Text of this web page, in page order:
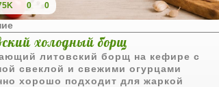
0 0
холодный борщ
литовский борщ на кефире с
свеклой и свежими огурцами
хорошо подходит для жаркой